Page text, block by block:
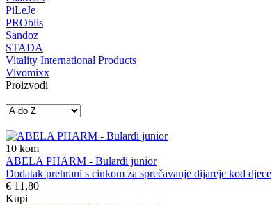
PiLeJe
PROblis
Sandoz
STADA
Vitality International Products
Vivomixx
Proizvodi
10 kom
ABELA PHARM - Bulardi junior
Dodatak prehrani s cinkom za sprečavanje dijareje kod djece
€ 11,80
Kupi